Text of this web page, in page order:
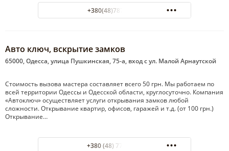
+380(48)787-50-54
Авто ключ, вскрытие замков
65000, Одесса, улица Пушкинская, 75-а, вход с ул. Малой Арнаутской
Стоимость вызова мастера составляет всего 50 грн. Мы работаем по
всей территории Одессы и Одесской области, круглосуточно. Компания
«Автоключ» осуществляет услуги открывания замков любой
сложности. Открывание квартир, офисов, гаражей и т.д. (от 100 грн.)
Открывание…
+380 (48) 777-1000